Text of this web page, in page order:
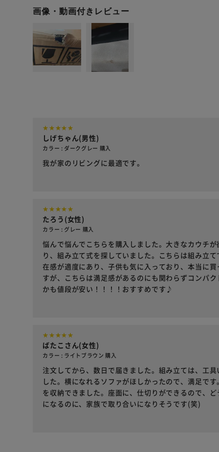
画像・動画付きレビュー
しげちゃん(男性)
カラー : ダークグレー 購入
我が家のリビングに最適です。
たろう(女性)
カラー : グレー 購入
悩んで悩んでこちらを購入しました。大きなカウチ
り、組み立て式を探していました。こちらは組み立
在感が適度にあり、子供も気に入っており、本当に
すが、こちらは満足感があるのにも関わらずコンパ
かも値段が安い！！！！おすすめです♪
ばたこさん(女性)
カラー : ライトブラウン 購入
注文してから、数日で届きました。組み立ては、工
した。横になれるソファがほしかったので、満足で
を収納できました。座面に、仕切りができるので、
になるのに、家族で取り合いになりそうです(笑)